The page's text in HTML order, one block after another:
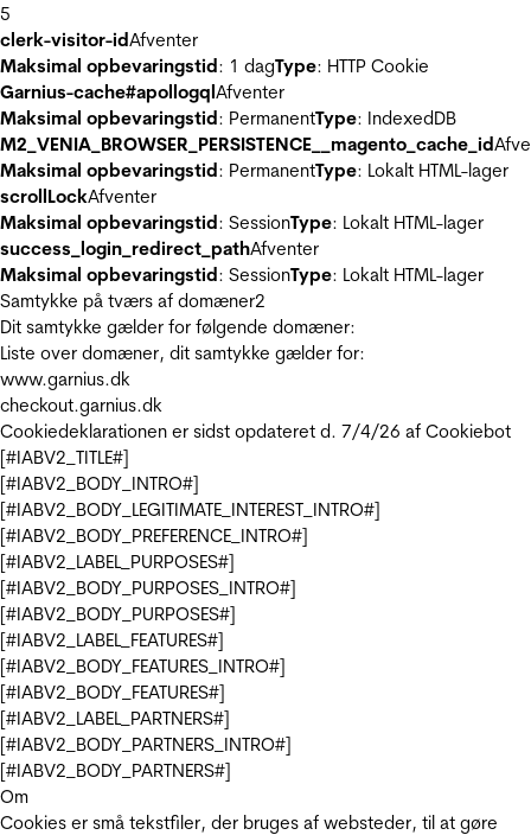
5
clerk-visitor-idAfventer
Maksimal opbevaringstid: 1 dagType: HTTP Cookie
Garnius-cache#apollogqlAfventer
Maksimal opbevaringstid: PermanentType: IndexedDB
M2_VENIA_BROWSER_PERSISTENCE__magento_cache_id
Maksimal opbevaringstid: PermanentType: Lokalt HTML-lager
scrollLockAfventer
Maksimal opbevaringstid: SessionType: Lokalt HTML-lager
success_login_redirect_pathAfventer
Maksimal opbevaringstid: SessionType: Lokalt HTML-lager
Samtykke på tværs af domæner2
Dit samtykke gælder for følgende domæner:
Liste over domæner, dit samtykke gælder for:
www.garnius.dk
checkout.garnius.dk
Cookiedeklarationen er sidst opdateret d. 7/4/26 af Cookiebot
[#IABV2_TITLE#]
[#IABV2_BODY_INTRO#]
[#IABV2_BODY_LEGITIMATE_INTEREST_INTRO#]
[#IABV2_BODY_PREFERENCE_INTRO#]
[#IABV2_LABEL_PURPOSES#]
[#IABV2_BODY_PURPOSES_INTRO#]
[#IABV2_BODY_PURPOSES#]
[#IABV2_LABEL_FEATURES#]
[#IABV2_BODY_FEATURES_INTRO#]
[#IABV2_BODY_FEATURES#]
[#IABV2_LABEL_PARTNERS#]
[#IABV2_BODY_PARTNERS_INTRO#]
[#IABV2_BODY_PARTNERS#]
Om
Cookies er små tekstfiler, der bruges af websteder, til at gøre